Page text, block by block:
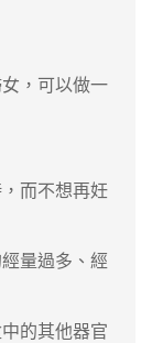
，可以做一
而不想再妊
量過多、經
的其他器官